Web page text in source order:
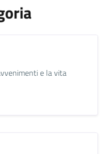
e la vita